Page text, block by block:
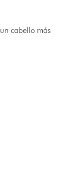
cabello más